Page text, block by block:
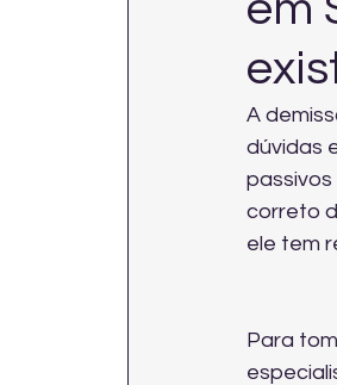
A
dúvidas
correto
ele tem
Para